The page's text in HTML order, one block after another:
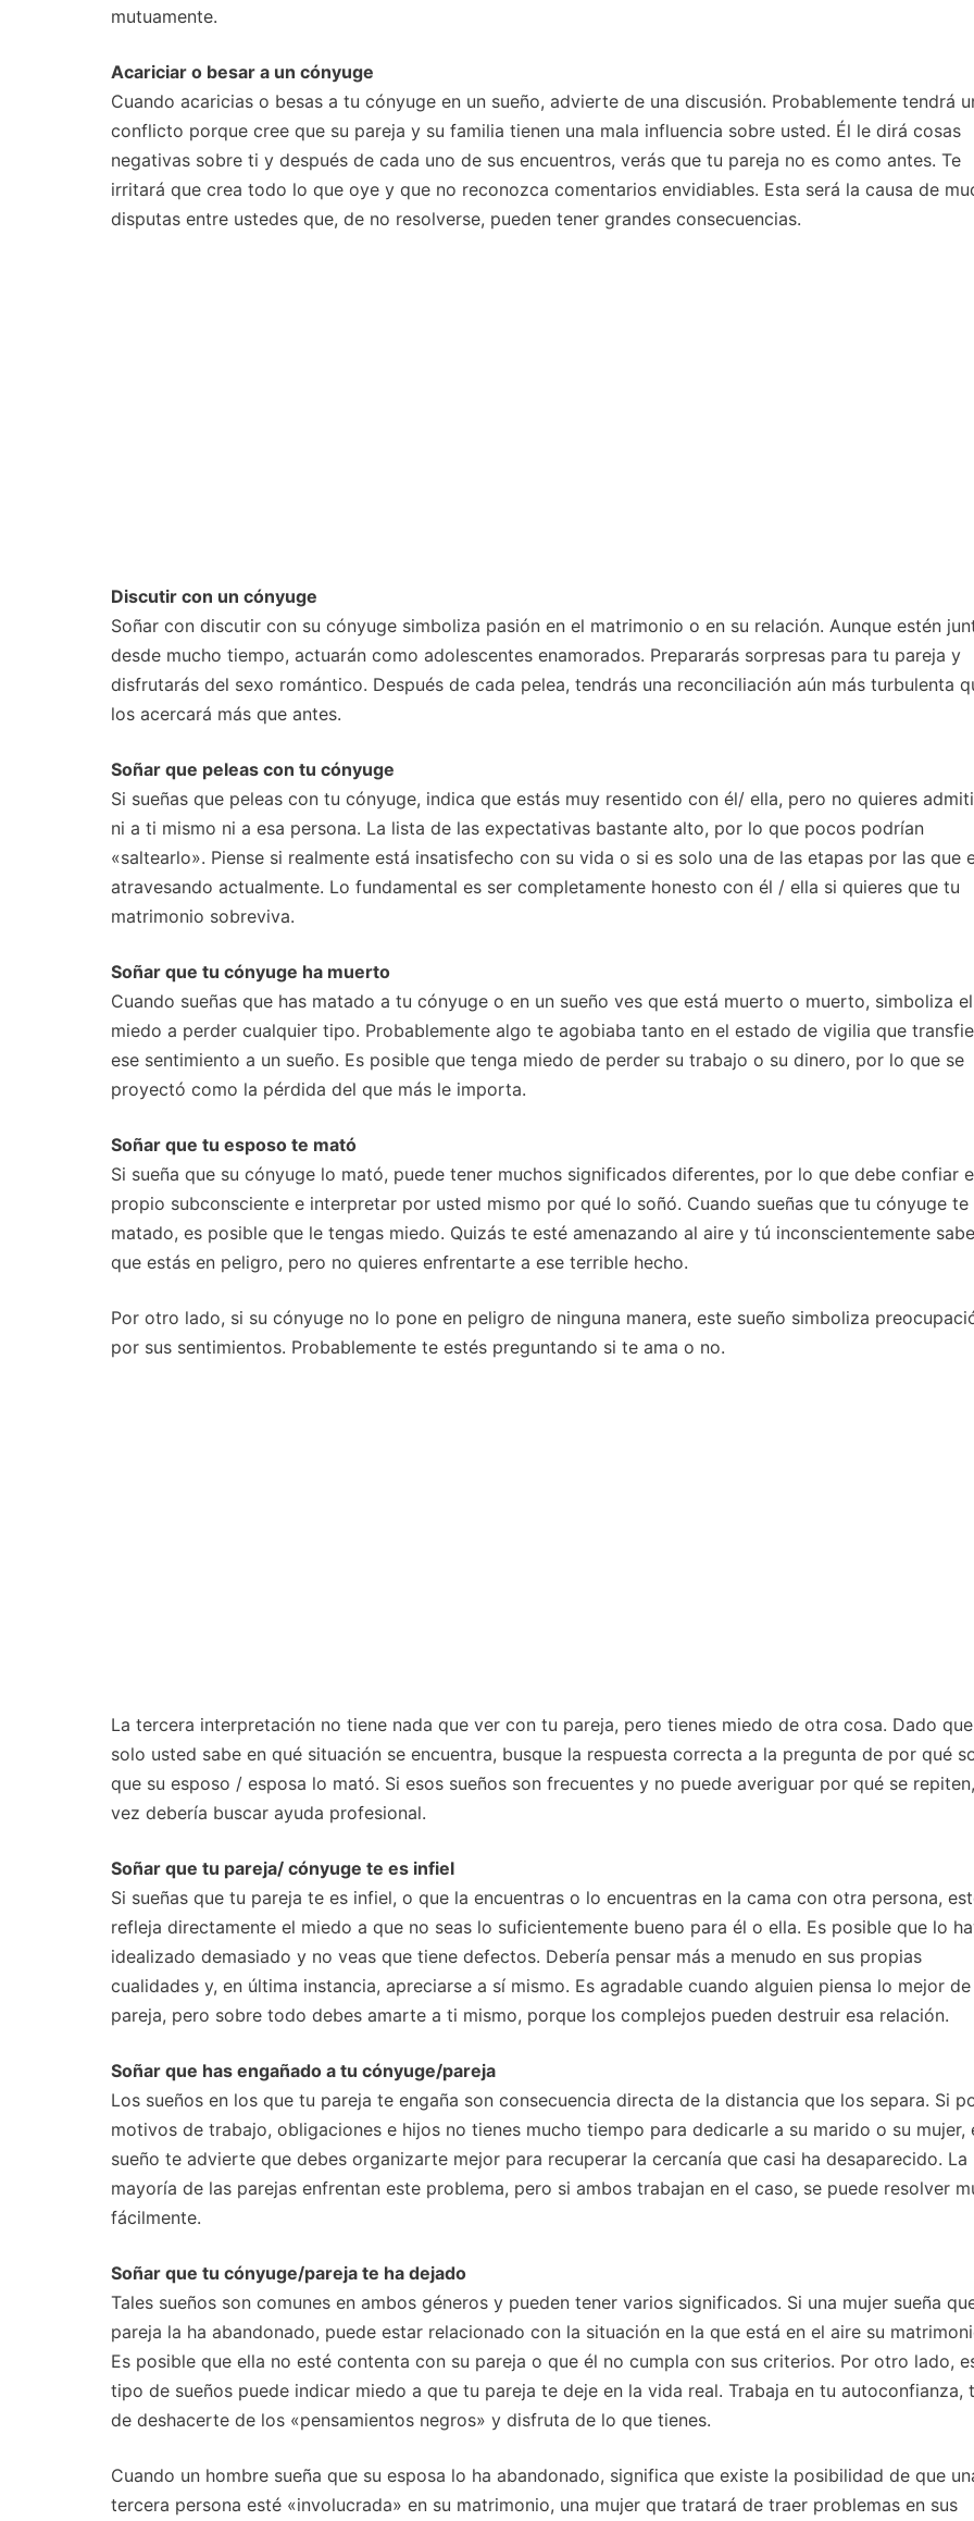
mutuamente.
Acariciar o besar a un cónyuge
Cuando acaricias o besas a tu cónyuge en un sueño, advierte de una discusión. Probablemente tendrá
conflicto porque cree que su pareja y su familia tienen una mala influencia sobre usted. Él le dirá cosas
negativas sobre ti y después de cada uno de sus encuentros, verás que tu pareja no es como antes. Te
irritará que crea todo lo que oye y que no reconozca comentarios envidiables. Esta será la causa de
disputas entre ustedes que, de no resolverse, pueden tener grandes consecuencias.
Discutir con un cónyuge
Soñar con discutir con su cónyuge simboliza pasión en el matrimonio o en su relación. Aunque estén
desde mucho tiempo, actuarán como adolescentes enamorados. Prepararás sorpresas para tu pareja y
disfrutarás del sexo romántico. Después de cada pelea, tendrás una reconciliación aún más turbulenta
los acercará más que antes.
Soñar que peleas con tu cónyuge
Si sueñas que peleas con tu cónyuge, indica que estás muy resentido con él/ ella, pero no quieres
ni a ti mismo ni a esa persona. La lista de las expectativas bastante alto, por lo que pocos podrían
«saltearlo». Piense si realmente está insatisfecho con su vida o si es solo una de las etapas por las que
atravesando actualmente. Lo fundamental es ser completamente honesto con él / ella si quieres que tu
matrimonio sobreviva.
Soñar que tu cónyuge ha muerto
Cuando sueñas que has matado a tu cónyuge o en un sueño ves que está muerto o muerto, simboliza el
miedo a perder cualquier tipo. Probablemente algo te agobiaba tanto en el estado de vigilia que
ese sentimiento a un sueño. Es posible que tenga miedo de perder su trabajo o su dinero, por lo que se
proyectó como la pérdida del que más le importa.
Soñar que tu esposo te mató
Si sueña que su cónyuge lo mató, puede tener muchos significados diferentes, por lo que debe confiar
propio subconsciente e interpretar por usted mismo por qué lo soñó. Cuando sueñas que tu cónyuge te
matado, es posible que le tengas miedo. Quizás te esté amenazando al aire y tú inconscientemente
que estás en peligro, pero no quieres enfrentarte a ese terrible hecho.
Por otro lado, si su cónyuge no lo pone en peligro de ninguna manera, este sueño simboliza
por sus sentimientos. Probablemente te estés preguntando si te ama o no.
La tercera interpretación no tiene nada que ver con tu pareja, pero tienes miedo de otra cosa. Dado que
solo usted sabe en qué situación se encuentra, busque la respuesta correcta a la pregunta de por qué
que su esposo / esposa lo mató. Si esos sueños son frecuentes y no puede averiguar por qué se
vez debería buscar ayuda profesional.
Soñar que tu pareja/ cónyuge te es infiel
Si sueñas que tu pareja te es infiel, o que la encuentras o lo encuentras en la cama con otra persona,
refleja directamente el miedo a que no seas lo suficientemente bueno para él o ella. Es posible que lo
idealizado demasiado y no veas que tiene defectos. Debería pensar más a menudo en sus propias
cualidades y, en última instancia, apreciarse a sí mismo. Es agradable cuando alguien piensa lo mejor de
pareja, pero sobre todo debes amarte a ti mismo, porque los complejos pueden destruir esa relación.
Soñar que has engañado a tu cónyuge/pareja
Los sueños en los que tu pareja te engaña son consecuencia directa de la distancia que los separa. Si
motivos de trabajo, obligaciones e hijos no tienes mucho tiempo para dedicarle a su marido o su mujer,
sueño te advierte que debes organizarte mejor para recuperar la cercanía que casi ha desaparecido. La
mayoría de las parejas enfrentan este problema, pero si ambos trabajan en el caso, se puede resolver
fácilmente.
Soñar que tu cónyuge/pareja te ha dejado
Tales sueños son comunes en ambos géneros y pueden tener varios significados. Si una mujer sueña
pareja la ha abandonado, puede estar relacionado con la situación en la que está en el aire su
Es posible que ella no esté contenta con su pareja o que él no cumpla con sus criterios. Por otro lado,
tipo de sueños puede indicar miedo a que tu pareja te deje en la vida real. Trabaja en tu autoconfianza,
de deshacerte de los «pensamientos negros» y disfruta de lo que tienes.
Cuando un hombre sueña que su esposa lo ha abandonado, significa que existe la posibilidad de que
tercera persona esté «involucrada» en su matrimonio, una mujer que tratará de traer problemas en sus